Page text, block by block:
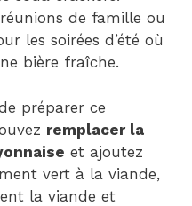
de famille ou
les soirées d’été où
bière fraîche.
préparer ce
remplacer la
et ajoutez
vert à la viande,
la viande et